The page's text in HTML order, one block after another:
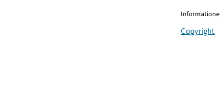
Copyright